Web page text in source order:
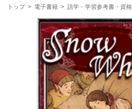
現
トップ > 電子書籍 > 語学・学習参考書・資格